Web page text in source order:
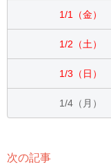
1/1（金）
1/2（土）
1/3（日）
1/4（月）
次の記事